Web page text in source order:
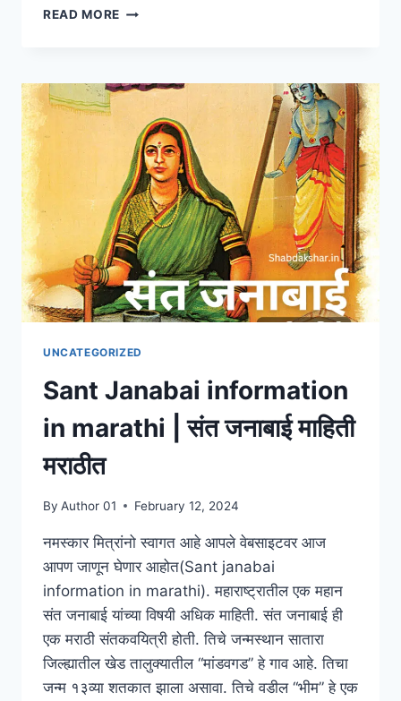
READ MORE MOTHER
MARATHI
तेरेसांची
मराठीत
माहिती
UNCATEGORIZED
Sant Janabai information
in marathi | संत जनाबाई माहिती
मराठीत
By Author 01 February 12, 2024
नमस्कार मित्रांनो स्वागत आहे आपले वेबसाइटवर आज
आपण जाणून घेणार आहोत(Sant janabai
information in marathi). महाराष्ट्रातील एक महान
संत जनाबाई यांच्या विषयी अधिक माहिती. संत जनाबाई ही
एक मराठी संतकवयित्री होती. तिचे जन्मस्थान सातारा
जिल्ह्यातील खेड तालुक्यातील “मांडवगड” हे गाव आहे. तिचा
जन्म १३व्या शतकात झाला असावा. तिचे वडील “भीम” हे एक